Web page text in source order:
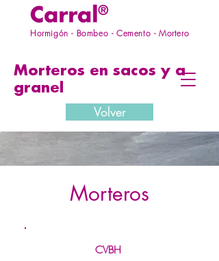
Hormigón - Bombeo - Cemento - Mortero
Morteros en sacos y a
granel
Volver
Morteros
CVBH